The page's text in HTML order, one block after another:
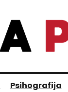
Psihografija